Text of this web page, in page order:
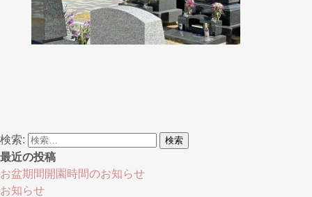
検索:
最近の投稿
お盆期間開園時間のお知らせ
お知らせ